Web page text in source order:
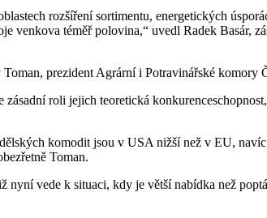
rozšíření sortimentu, energetických
téměř polovina,“ uvedl Radek Basár,
prezident Agrární i Potravinářské komory
roli jejich teoretická
komodit jsou v USA nižší než v EU,
Toman.
vede k situaci, kdy je větší nabídka než